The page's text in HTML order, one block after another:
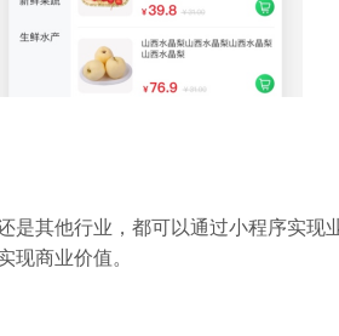
其他行业，都可以通过小程序实现
现商业价值。